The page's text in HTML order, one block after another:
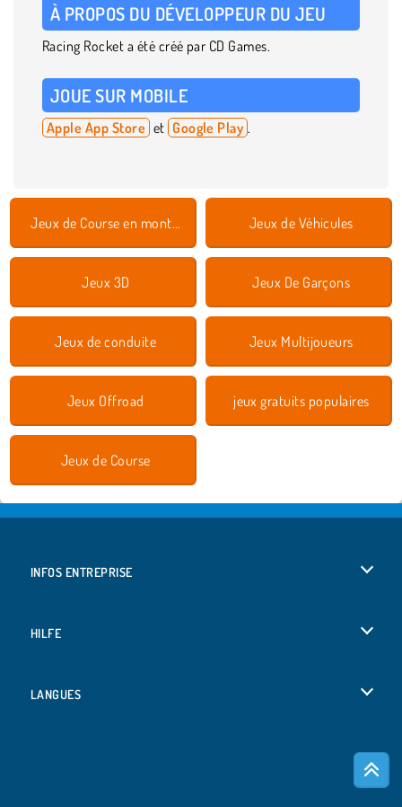
À PROPOS DU DÉVELOPPEUR DU JEU
Racing Rocket a été créé par CD Games.
JOUE SUR MOBILE
Apple App Store et Google Play .
Jeux de Course en montée Jeux de Véhicules
Jeux 3D Jeux De Garçons
Jeux de conduite Jeux Multijoueurs
Jeux Offroad jeux gratuits populaires
Jeux de Course
INFOS ENTREPRISE
HILFE
LANGUES